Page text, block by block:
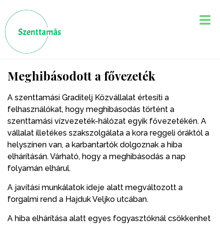
Meghibásodott a fővezeték
A szenttamási Graditelj Közvállalat értesíti a
felhasználókat, hogy meghibásodás történt a
szenttamási vízvezeték-hálózat egyik fővezetékén. A
vállalat illetékes szakszolgálata a kora reggeli óráktól a
helyszínen van, a karbantartók dolgoznak a hiba
elhárításán. Várható, hogy a meghibásodás a nap
folyamán elhárul.
A javítási munkálatok ideje alatt megváltozott a
forgalmi rend a Hajduk Veljko utcában.
A hiba elhárítása alatt egyes fogyasztóknál csökkenhet